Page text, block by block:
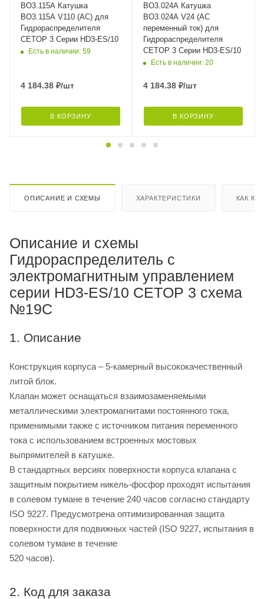
BO3.115A Катушка
BO3.115A V110 (AC) для
Гидрораспределителя
CETOP 3 Серии HD3-ES/10
Есть в наличии: 59
4 184.38 ₽/шт
В КОРЗИНУ
BO3.024A Катушка
BO3.024A V24 (AC
переменный ток) для
Гидрораспределителя
CETOP 3 Серии HD3-ES/10
Есть в наличии: 20
4 184.38 ₽/шт
В КОРЗИНУ
ОПИСАНИЕ И СХЕМЫ ХАРАКТЕРИСТИКИ КАК
Описание и схемы
Гидрораспределитель с
электромагнитным управлением
серии HD3-ES/10 CETOP 3 схема
№19C
1. Описание
Конструкция корпуса – 5-камерный высококачественный
литой блок.
Клапан может оснащаться взаимозаменяемыми
металлическими электромагнитами постоянного тока,
применимыми также с источником питания переменного
тока с использованием встроенных мостовых
выпрямителей в катушке.
В стандартных версиях поверхности корпуса клапана с
защитным покрытием никель-фосфор проходят испытания
в солевом тумане в течение 240 часов согласно стандарту
ISO 9227. Предусмотрена оптимизированная защита
поверхности для подвижных частей (ISO 9227, испытания в
солевом тумане в течение
520 часов).
2. Код для заказа